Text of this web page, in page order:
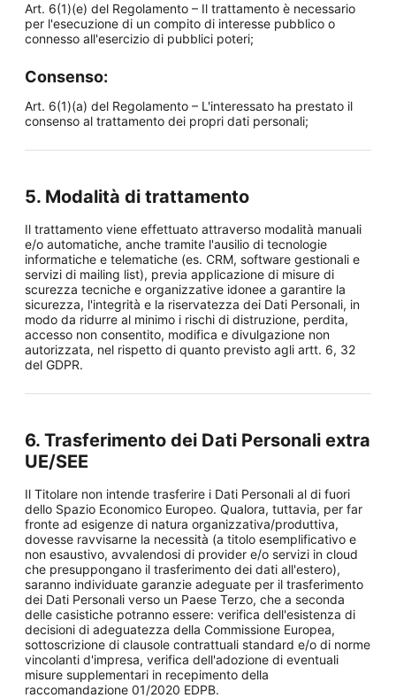
Art. 6(1)(e) del Regolamento – Il trattamento è necessario
per l'esecuzione di un compito di interesse pubblico o
connesso all'esercizio di pubblici poteri;
Consenso:
Art. 6(1)(a) del Regolamento – L'interessato ha prestato il
consenso al trattamento dei propri dati personali;
5. Modalità di trattamento
Il trattamento viene effettuato attraverso modalità manuali
e/o automatiche, anche tramite l'ausilio di tecnologie
informatiche e telematiche (es. CRM, software gestionali e
servizi di mailing list), previa applicazione di misure di
scurezza tecniche e organizzative idonee a garantire la
sicurezza, l'integrità e la riservatezza dei Dati Personali, in
modo da ridurre al minimo i rischi di distruzione, perdita,
accesso non consentito, modifica e divulgazione non
autorizzata, nel rispetto di quanto previsto agli artt. 6, 32
del GDPR.
6. Trasferimento dei Dati Personali extra
UE/SEE
Il Titolare non intende trasferire i Dati Personali al di fuori
dello Spazio Economico Europeo. Qualora, tuttavia, per far
fronte ad esigenze di natura organizzativa/produttiva,
dovesse ravvisarne la necessità (a titolo esemplificativo e
non esaustivo, avvalendosi di provider e/o servizi in cloud
che presuppongano il trasferimento dei dati all'estero),
saranno individuate garanzie adeguate per il trasferimento
dei Dati Personali verso un Paese Terzo, che a seconda
delle casistiche potranno essere: verifica dell'esistenza di
decisioni di adeguatezza della Commissione Europea,
sottoscrizione di clausole contrattuali standard e/o di norme
vincolanti d'impresa, verifica dell'adozione di eventuali
misure supplementari in recepimento della
raccomandazione 01/2020 EDPB.